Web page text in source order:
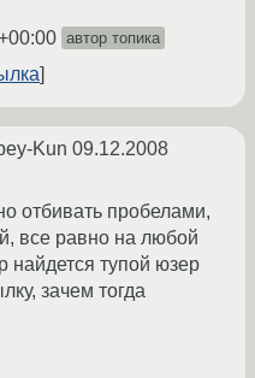
автор топика
Kun 09.12.2008
отбивать пробелами,
все равно на любой
тупой юзер
зачем тогда